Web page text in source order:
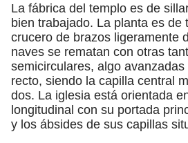
La fábrica del templo es de
bien trabajado. La planta es de
crucero de brazos ligeramente
naves se rematan con otras
semicirculares, algo
recto, siendo la capilla central
dos. La iglesia está orientada
longitudinal con su portada
y los ábsides de sus capillas